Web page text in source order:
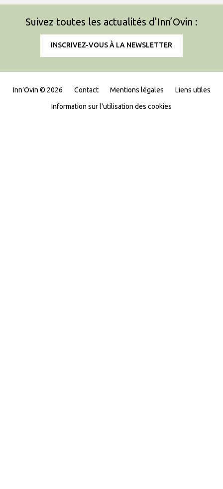
Suivez toutes les actualités d'Inn’Ovin :
INSCRIVEZ-VOUS À LA NEWSLETTER
Inn’Ovin © 2026 Contact Mentions légales Liens utiles
Information sur l'utilisation des cookies